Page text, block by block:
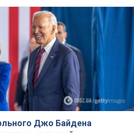
Джо Байдена